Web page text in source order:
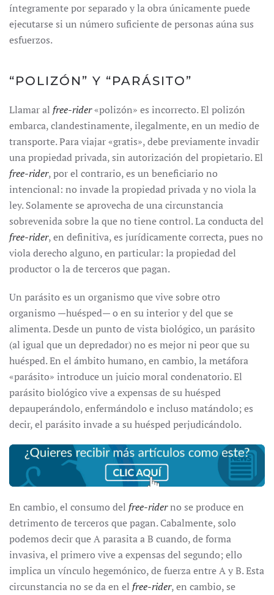
íntegramente por separado y la obra únicamente puede
ejecutarse si un número suficiente de personas aúna sus
esfuerzos.
“POLIZÓN” Y “PARÁSITO”
Llamar al free-rider«polizón» es incorrecto. El polizón
embarca, clandestinamente, ilegalmente, en un medio de
transporte. Para viajar «gratis», debe previamente invadir
una propiedad privada, sin autorización del propietario. El
free-rider, por el contrario, es un beneficiario no
intencional: no invade la propiedad privada y no viola la
ley. Solamente se aprovecha de una circunstancia
sobrevenida sobre la que no tiene control. La conducta del
free-rider, en definitiva, es jurídicamente correcta, pues no
viola derecho alguno, en particular: la propiedad del
productor o la de terceros que pagan.
Un parásito es un organismo que vive sobre otro
organismo —huésped— o en su interior y del que se
alimenta. Desde un punto de vista biológico, un parásito
(al igual que un depredador) no es mejor ni peor que su
huésped. En el ámbito humano, en cambio, la metáfora
«parásito» introduce un juicio moral condenatorio. El
parásito biológico vive a expensas de su huésped
depauperándolo, enfermándolo e incluso matándolo; es
decir, el parásito invade a su huésped perjudicándolo.
En cambio, el consumo del free-riderno se produce en
detrimento de terceros que pagan. Cabalmente, solo
podemos decir que A parasita a B cuando, de forma
invasiva, el primero vive a expensas del segundo; ello
implica un vínculo hegemónico, de fuerza entre A y B. Esta
circunstancia no se da en el free-rider, en cambio, se